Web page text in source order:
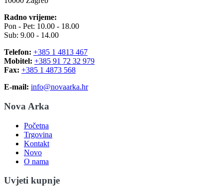
Radno vrijeme:
Pon - Pet: 10.00 - 18.00
Sub: 9.00 - 14.00
Telefon: +385 1 4813 467
Mobitel: +385 91 72 32 979
Fax: +385 1 4873 568
E-mail: info@novaarka.hr
Nova Arka
Početna
Trgovina
Kontakt
Novo
O nama
Uvjeti kupnje